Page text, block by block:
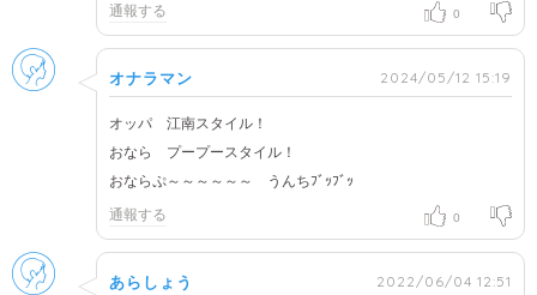
通報する 0
男性
オナラマン 2024/05/12 15:19
オッパ 江南スタイル！
おなら プープースタイル！
おならぷ～～～～～～ うんちﾌﾞｯﾌﾞｯ
通報する 0
男性
あらしょう 2022/06/04 12:51